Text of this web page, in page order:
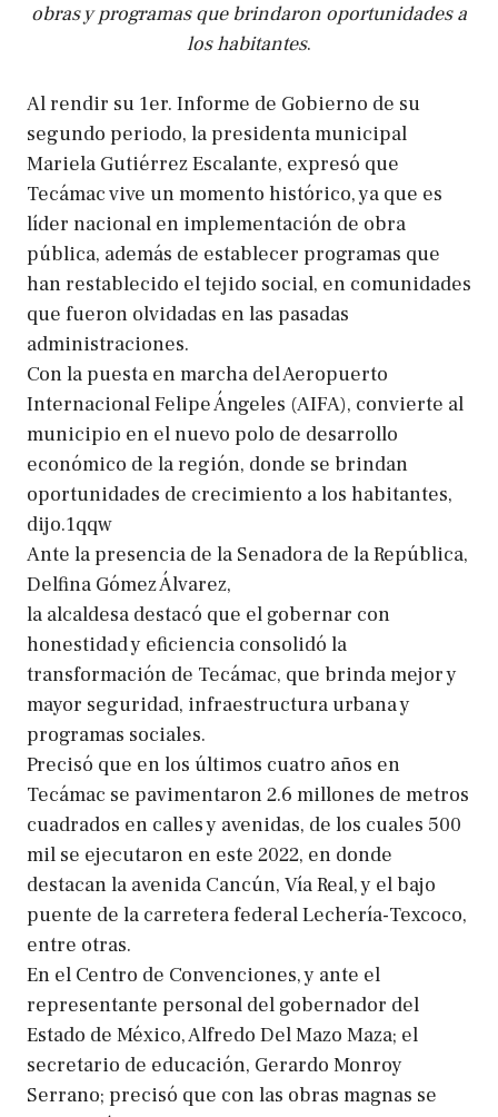
obras y programas que brindaron oportunidades a
los habitantes.
Al rendir su 1er. Informe de Gobierno de su
segundo periodo, la presidenta municipal
Mariela Gutiérrez Escalante, expresó que
Tecámac vive un momento histórico, ya que es
líder nacional en implementación de obra
pública, además de establecer programas que
han restablecido el tejido social, en comunidades
que fueron olvidadas en las pasadas
administraciones.
Con la puesta en marcha del Aeropuerto
Internacional Felipe Ángeles (AIFA), convierte al
municipio en el nuevo polo de desarrollo
económico de la región, donde se brindan
oportunidades de crecimiento a los habitantes,
dijo.1qqw
Ante la presencia de la Senadora de la República,
Delfina Gómez Álvarez,
la alcaldesa destacó que el gobernar con
honestidad y eficiencia consolidó la
transformación de Tecámac, que brinda mejor y
mayor seguridad, infraestructura urbana y
programas sociales.
Precisó que en los últimos cuatro años en
Tecámac se pavimentaron 2.6 millones de metros
cuadrados en calles y avenidas, de los cuales 500
mil se ejecutaron en este 2022, en donde
destacan la avenida Cancún, Vía Real, y el bajo
puente de la carretera federal Lechería-Texcoco,
entre otras.
En el Centro de Convenciones, y ante el
representante personal del gobernador del
Estado de México, Alfredo Del Mazo Maza; el
secretario de educación, Gerardo Monroy
Serrano; precisó que con las obras magnas se